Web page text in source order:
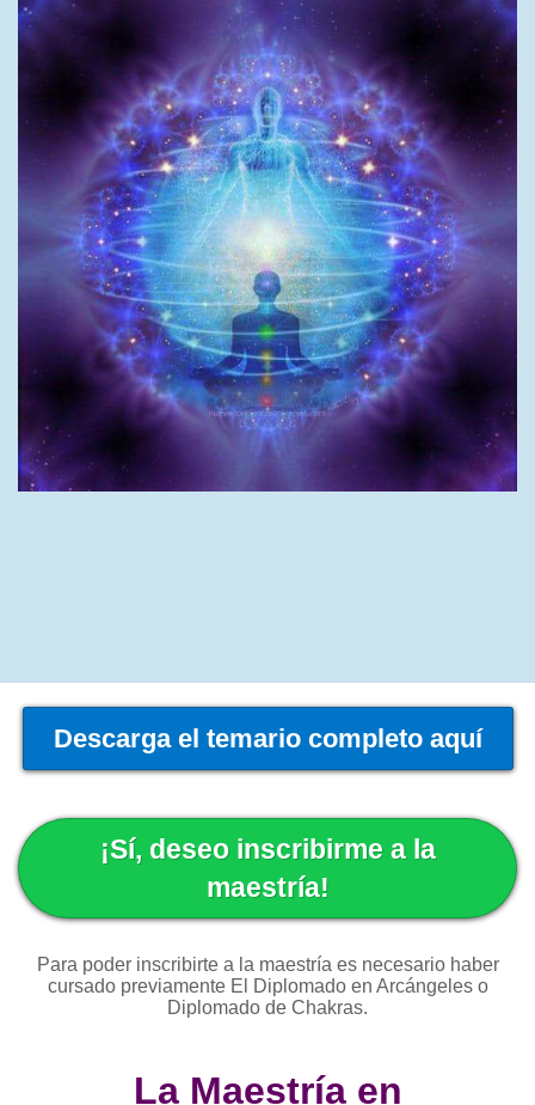
Descarga el temario completo aquí
¡Sí, deseo inscribirme a la
maestría!
Para poder inscribirte a la maestría es necesario haber
cursado previamente El Diplomado en Arcángeles o
Diplomado de Chakras.
La Maestría en